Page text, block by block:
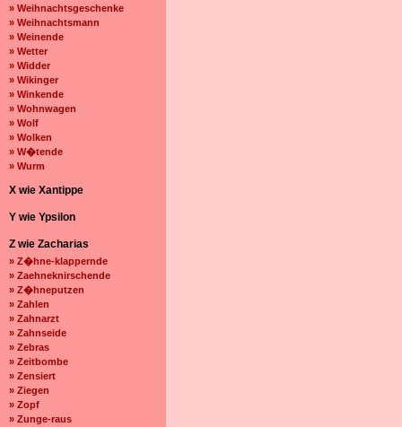
» Weihnachtsgeschenke
» Weihnachtsmann
» Weinende
» Wetter
» Widder
» Wikinger
» Winkende
» Wohnwagen
» Wolf
» Wolken
» W�tende
» Wurm
X wie Xantippe
Y wie Ypsilon
Z wie Zacharias
» Z�hne-klappernde
» Zaehneknirschende
» Z�hneputzen
» Zahlen
» Zahnarzt
» Zahnseide
» Zebras
» Zeitbombe
» Zensiert
» Ziegen
» Zopf
» Zunge-raus